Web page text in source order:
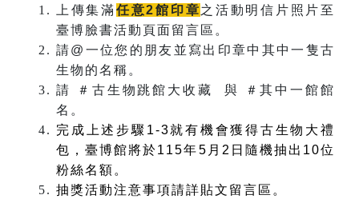
上傳集滿任意2館印章之活動明信片照片至
臺博臉書活動頁面留言區。
請@ 一位您的朋友並寫出印章中其中一隻古
生物的名稱。
請
＃ 古生物跳館大收藏 與 ＃其中一館館
名。
完成上述步驟 1-3就有機會獲得古生物大禮
包，臺博館將於115年5 月 2 日隨機抽出 10位
粉絲名額。
抽獎活動注意事項請詳貼文留言區。